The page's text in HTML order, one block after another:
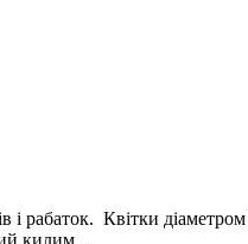
і рабаток. Квітки
килим. ..